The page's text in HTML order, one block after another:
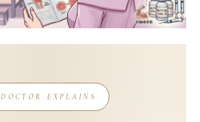
DOCTOR EXPLAINS